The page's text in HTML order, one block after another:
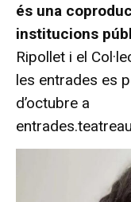
és una
institucions
Ripollet i el
les entrades es
d’octubre a